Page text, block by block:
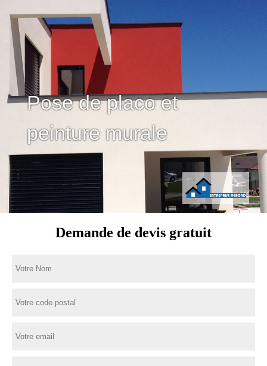
Pose de placo et
peinture murale
Demande de devis gratuit